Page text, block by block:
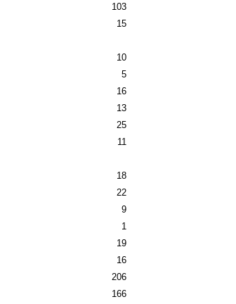
103
15
10
5
16
13
25
11
18
22
9
1
19
16
206
166